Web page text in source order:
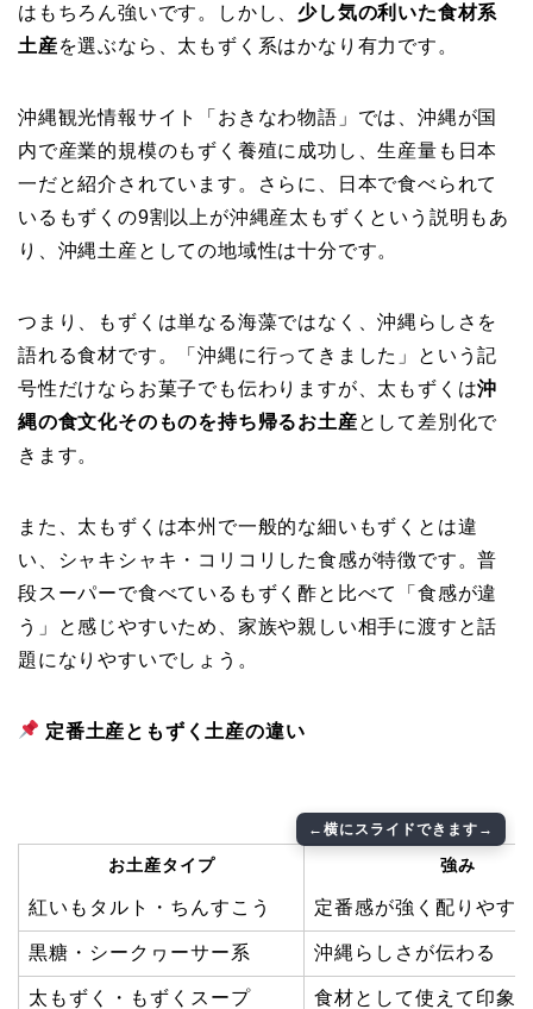
はもちろん強いです。しかし、 少し気の利いた食材系
土産を選ぶなら、太もずく系はかなり有力です。
沖縄観光情報サイト「おきなわ物語」では、沖縄が国
内で産業的規模のもずく養殖に成功し、生産量も日本
一だと紹介されています。さらに、日本で食べられて
いるもずくの9割以上が沖縄産太もずくという説明もあ
り、沖縄土産としての地域性は十分です。
つまり、もずくは単なる海藻ではなく、沖縄らしさを
語れる食材です。「沖縄に行ってきました」という記
号性だけならお菓子でも伝わりますが、太もずくは沖
縄の食文化そのものを持ち帰るお土産として差別化で
きます。
また、太もずくは本州で一般的な細いもずくとは違
い、シャキシャキ・コリコリした食感が特徴です。普
段スーパーで食べているもずく酢と比べて「食感が違
う」と感じやすいため、家族や親しい相手に渡すと話
題になりやすいでしょう。
定番土産ともずく土産の違い
お土産タイプ 強み
紅いもタルト・ちんすこう 定番感が強く配りやす
黒糖・シークヮーサー系 沖縄らしさが伝わる
太もずく・もずくスープ 食材として使えて印象